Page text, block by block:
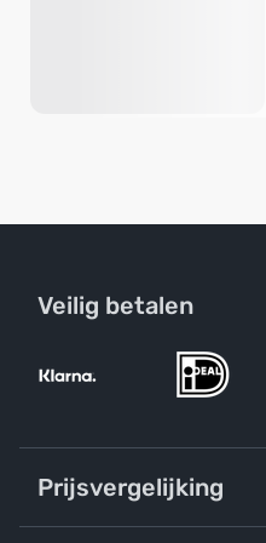
Veilig betalen
Prijsvergelijking